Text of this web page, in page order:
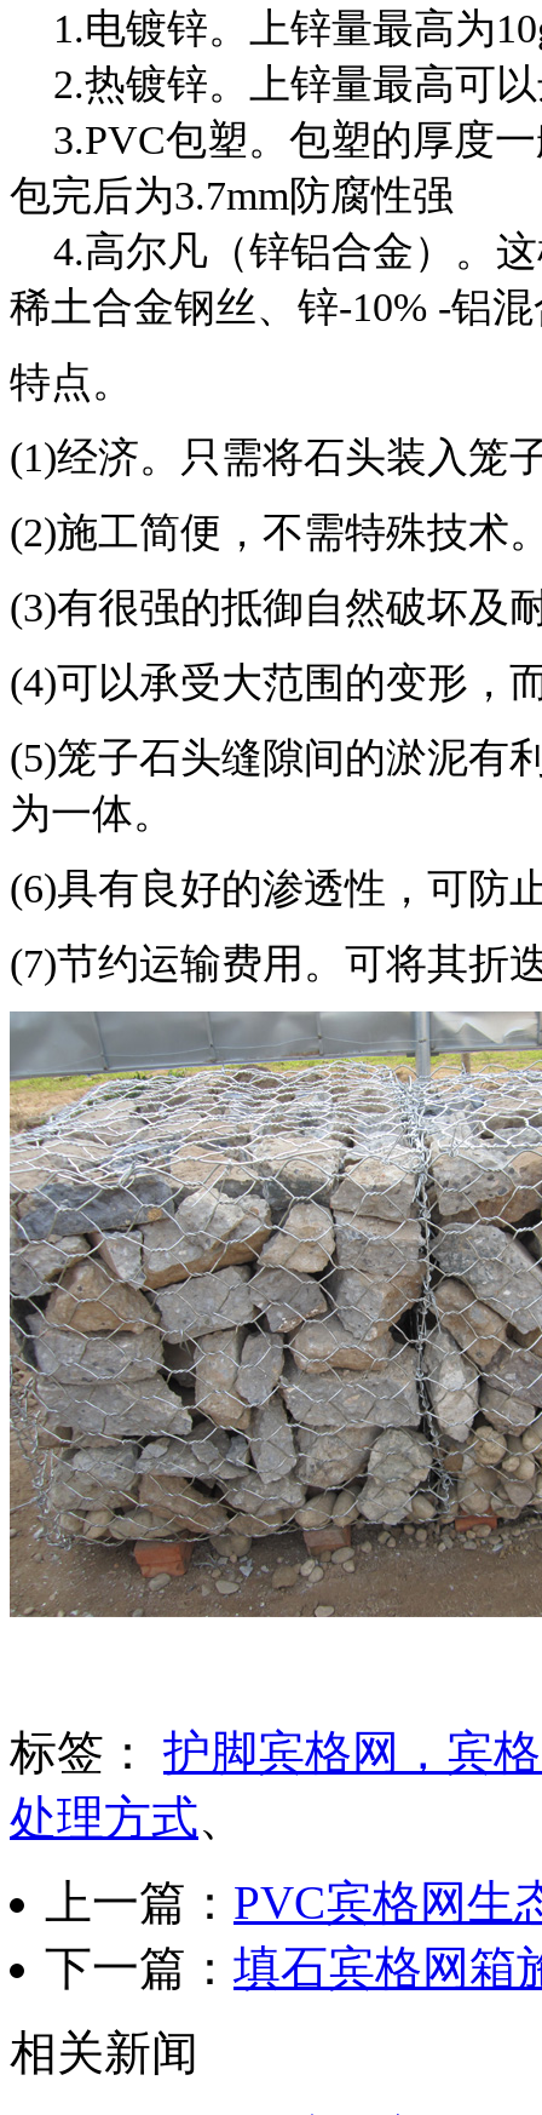
1.电镀锌。上锌量最高为
2.热镀锌。上锌量最高可
3.PVC包塑。包塑的厚度
包完后为3.7mm防腐性强
4.高尔凡（锌铝合金）。
稀土合金钢丝、锌-10% -铝
特点。
(1)经济。只需将石头装入笼
(2)施工简便，不需特殊技术
(3)有很强的抵御自然破坏及
(4)可以承受大范围的变形，
(5)笼子石头缝隙间的淤泥有
为一体。
(6)具有良好的渗透性，可防
(7)节约运输费用。可将其折
标签： 护脚宾格网，宾
处理方式、
上一篇： PVC宾格网生
下一篇： 填石宾格网箱
相关新闻